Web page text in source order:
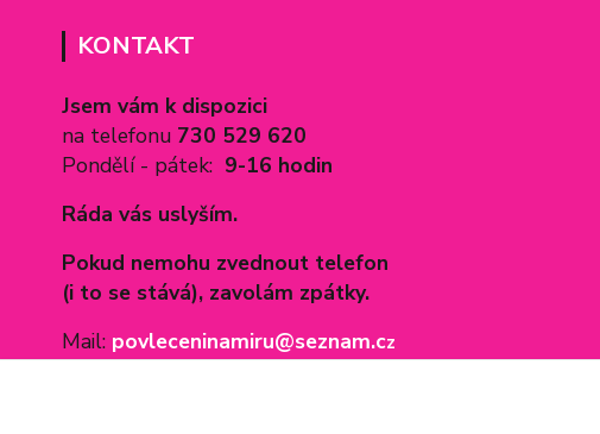
KONTAKT
Jsem vám k dispozici
na telefonu 730 529 620
Pondělí - pátek: 9-16 hodin
Ráda vás uslyším.
Pokud nemohu zvednout telefon
(i to se stává), zavolám zpátky.
Mail: povleceninamiru@seznam.cz